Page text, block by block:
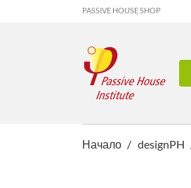
PASSIVE HOUSE SHOP
Начало designPH